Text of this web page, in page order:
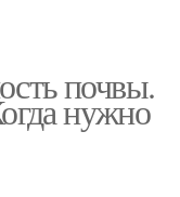
почвы.
нужно